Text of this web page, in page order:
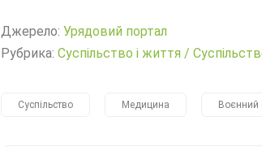
Джерело: Урядовий портал
Рубрика: Суспільство і життя /
Суспільство Медицина Воєнний